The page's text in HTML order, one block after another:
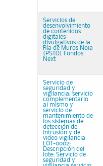
Servicios de
desenvolvimiento
de contenidos
digitales
divulgativos de la
Ría de Muros Noia
(PSTD) Fondos
Next
Servicio de
seguridad y
vigilancia, servicio
complementario
al mismo y
servicio de
mantenimiento de
los sistemas de
detección de
intrusión y de
video vigilancia
LOT-0002:
Descripción del
lote: Servicio de
seguridad y